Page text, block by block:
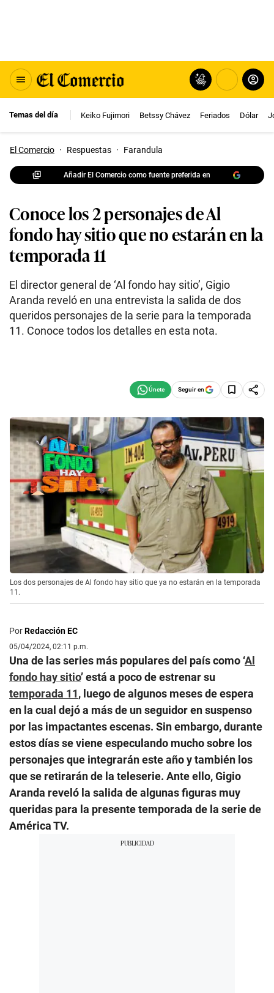
Temas del día Keiko Fujimori Betssy Chávez Feriados Dólar
El Comercio · Respuestas · Farandula
Añadir El Comercio como fuente preferida en
Conoce los 2 personajes de Al
fondo hay sitio que no estarán en la
temporada 11
El director general de ‘Al fondo hay sitio’, Gigio
Aranda reveló en una entrevista la salida de dos
queridos personajes de la serie para la temporada
11. Conoce todos los detalles en esta nota.
Seguir en
Los dos personajes de Al fondo hay sitio que ya no estarán en la temporada
11.
PorRedacción EC
05/04/2024, 02:11 p.m.
Una de las series más populares del país como ‘Al
fondo hay sitio’ está a poco de estrenar su
temporada 11, luego de algunos meses de espera
en la cual dejó a más de un seguidor en suspenso
por las impactantes escenas. Sin embargo, durante
estos días se viene especulando mucho sobre los
personajes que integrarán este año y también los
que se retirarán de la teleserie. Ante ello, Gigio
Aranda reveló la salida de algunas figuras muy
queridas para la presente temporada de la serie de
América TV.